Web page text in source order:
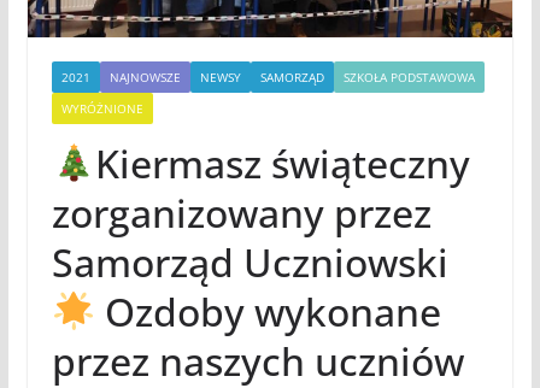
2021 NAJNOWSZE NEWSY SAMORZĄD
SZKOŁA PODSTAWOWA
WYRÓŻNIONE
Kiermasz świąteczny
zorganizowany przez
Samorząd Uczniowski
Ozdoby wykonane
przez naszych uczniów